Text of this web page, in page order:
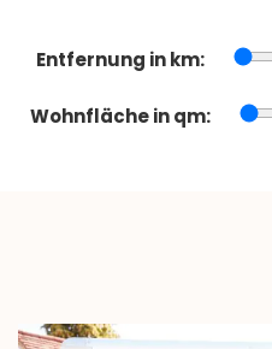
Entfernung in km:
Wohnfläche in qm: